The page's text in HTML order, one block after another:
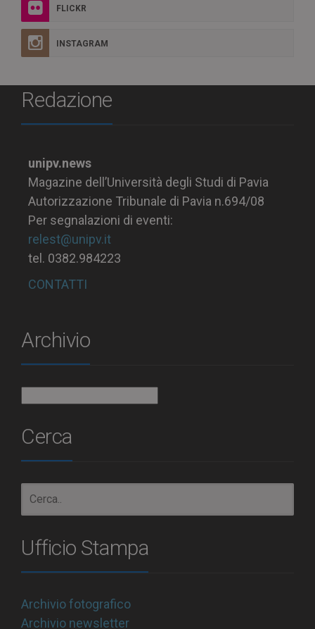
FLICKR
INSTAGRAM
Redazione
unipv.news
Magazine dell’Università degli Studi di Pavia
Autorizzazione Tribunale di Pavia n.694/08
Per segnalazioni di eventi:
relest@unipv.it
tel. 0382.984223
CONTATTI
Archivio
Cerca
Ufficio Stampa
Archivio fotografico
Archivio newsletter